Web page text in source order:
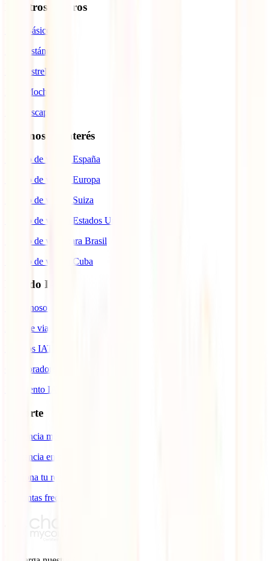
Nuestros seguros
IATI Básico
IATI Estándar
IATI Estrella
IATI Mochilero
IATI Escapadas
Destinos de interés
Seguro de viaje a España
Seguro de viaje a Europa
Seguro de viaje a Suiza
Seguro de viaje a Estados Unidos
Seguro de viaje para Brasil
Seguro de viaje a Cuba
Mundo IATI
Sobre nosotros
Blog de viajes
Premios IATI
Colaboradores IATI
Descuento IATI
Soporte
Asistencia médica en viajes
Asistencia en siniestros
Gestiona tu reembolso
Preguntas frecuentes